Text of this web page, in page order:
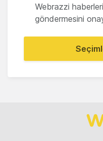
Webrazzi
göndermesini